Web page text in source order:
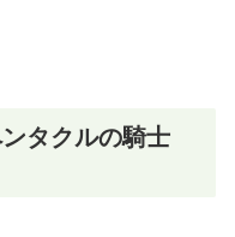
タクルの騎士